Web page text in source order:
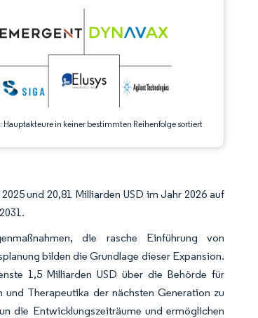
Hauptakteure in keiner bestimmten Reihenfolge sortiert
Wiederverwendung erfordert Namensnennung gemäß CC BY 4.0.
und 20,81 Milliarden USD im Jahr 2026 auf
die rasche Einführung von
bilden die Grundlage dieser Expansion.
1,5 Milliarden USD über die Behörde für
Therapeutika der nächsten Generation zu
die Entwicklungszeiträume und ermöglichen